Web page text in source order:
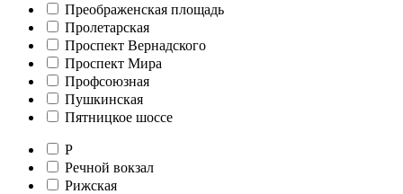
Преображенская площадь
Пролетарская
Проспект Вернадского
Проспект Мира
Профсоюзная
Пушкинская
Пятницкое шоссе
Р
Речной вокзал
Рижская